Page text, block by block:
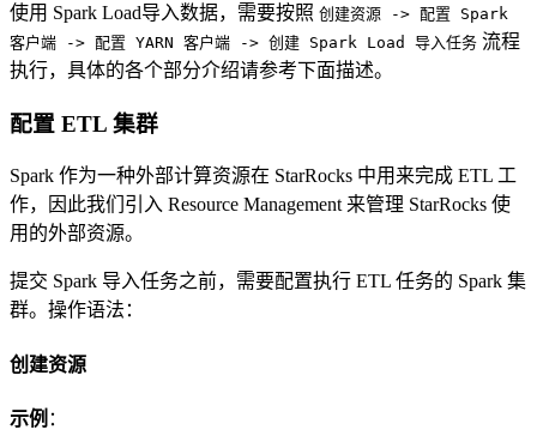
使用 Spark Load导入数据，需要按照 创建资源 -> 配置 Spark
客户端 -> 配置 YARN 客户端 -> 创建 Spark Load 导入任务 流程
执行，具体的各个部分介绍请参考下面描述。
配置 ETL 集群
Spark 作为一种外部计算资源在 StarRocks 中用来完成 ETL 工
作，因此我们引入 Resource Management 来管理 StarRocks 使
用的外部资源。
提交 Spark 导入任务之前，需要配置执行 ETL 任务的 Spark 集
群。操作语法：
创建资源
示例 ：